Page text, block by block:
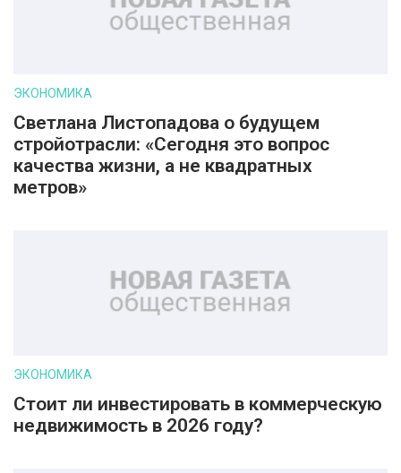
ЭКОНОМИКА
Светлана Листопадова о будущем
стройотрасли: «Сегодня это вопрос
качества жизни, а не квадратных
метров»
ЭКОНОМИКА
Стоит ли инвестировать в коммерческую
недвижимость в 2026 году?